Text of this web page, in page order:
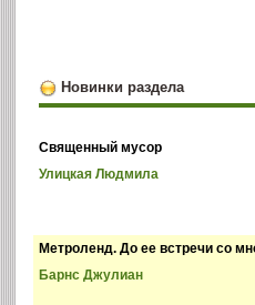
Новинки раздела
Священный мусор
Улицкая Людмила
Метроленд. До ее встречи со
Барнс Джулиан